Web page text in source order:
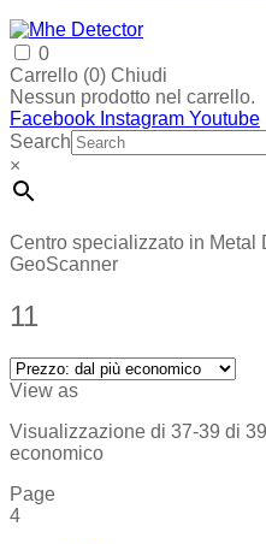
0
Carrello (0) Chiudi
Nessun prodotto nel carrello.
Facebook Instagram Youtube
Search
×
Centro specializzato in Metal
GeoScanner
11
View as
Visualizzazione di 37-39 di
economico
Page
4